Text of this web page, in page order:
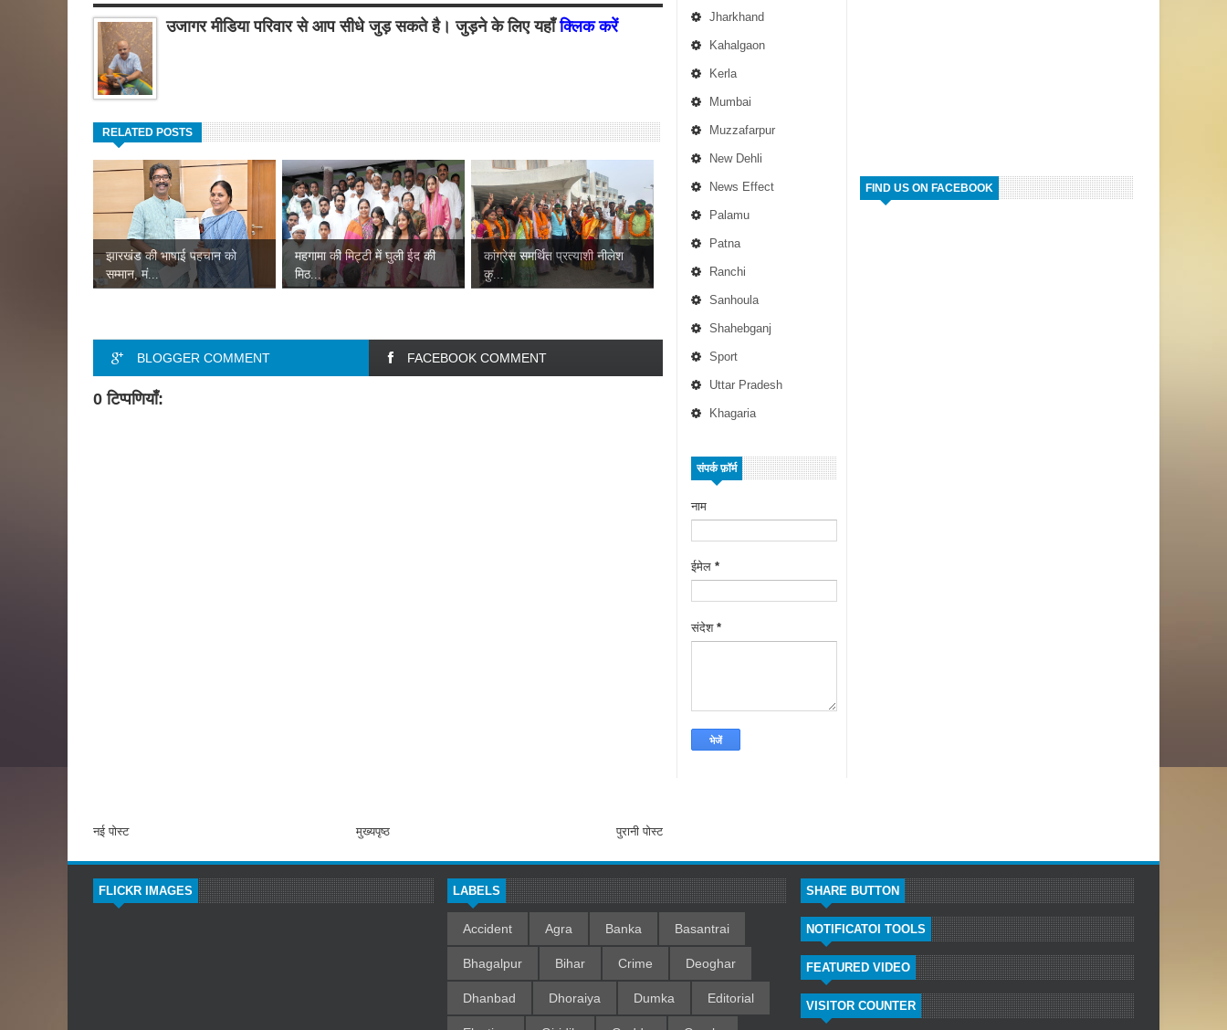
Jharkhand
Kahalgaon
Kerla
Mumbai
Muzzafarpur
New Dehli
News Effect
Palamu
Patna
Ranchi
Sanhoula
Shahebganj
Sport
Uttar Pradesh
Khagaria
संपर्क फ़ॉर्म
नाम
ईमेल *
संदेश *
उजागर मीडिया परिवार से आप सीधे जुड़ सकते है। जुड़ने के लिए यहाँक्लिक करें
RELATED POSTS
झारखंड की भाषाई पहचान को
सम्मान, मं...
महगामा की मिट्टी में घुली ईद की
मिठ...
कांग्रेस समर्थित प्रत्याशी नीलेश
कु...
BLOGGER COMMENT FACEBOOK COMMENT
0 टिप्पणियाँ:
नई पोस्ट पुरानी पोस्ट
मुख्यपृष्ठ
FIND US ON FACEBOOK
FLICKR IMAGES LABELS
Accident Agra Banka Basantrai
Bhagalpur Bihar Crime Deoghar
Dhanbad Dhoraiya Dumka Editorial
SHARE BUTTON
NOTIFICATOI TOOLS
FEATURED VIDEO
VISITOR COUNTER